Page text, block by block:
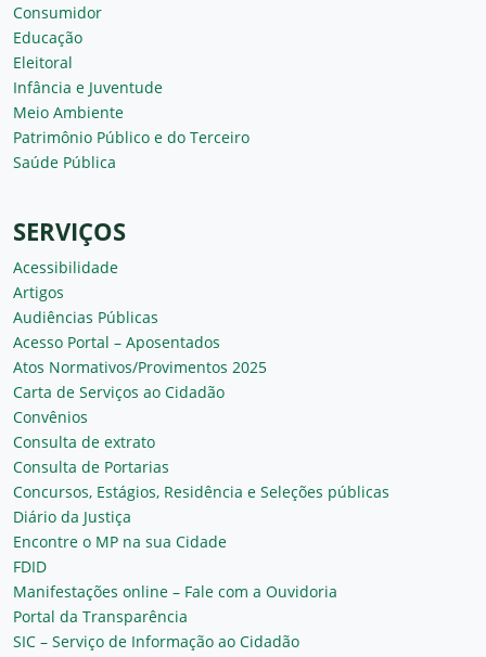
Consumidor
Educação
Eleitoral
Infância e Juventude
Meio Ambiente
Patrimônio Público e do Terceiro
Saúde Pública
SERVIÇOS
Acessibilidade
Artigos
Audiências Públicas
Acesso Portal – Aposentados
Atos Normativos/Provimentos 2025
Carta de Serviços ao Cidadão
Convênios
Consulta de extrato
Consulta de Portarias
Concursos, Estágios, Residência e Seleções públicas
Diário da Justiça
Encontre o MP na sua Cidade
FDID
Manifestações online – Fale com a Ouvidoria
Portal da Transparência
SIC – Serviço de Informação ao Cidadão